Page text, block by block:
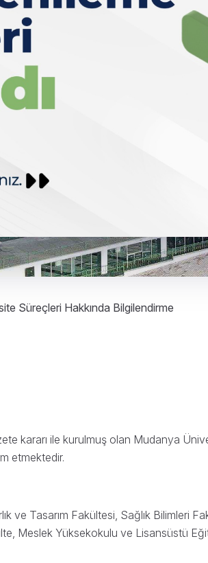
Süreçleri Hakkında Bilgilendirme
kararı ile kurulmuş olan Mudanya
etmektedir.
ve Tasarım Fakültesi, Sağlık Bilimleri
Meslek Yüksekokulu ve Lisansüstü